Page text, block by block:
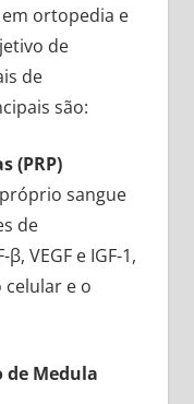
ortopedia e
de
de
são:
(PRP)
sangue
de
VEGF e IGF-1,
e o
de Medula